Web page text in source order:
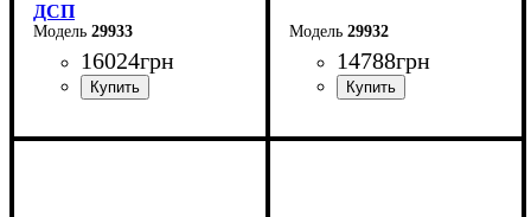
ДСП
29933
16024грн
Ширина: 160 см
29932
14788грн
Ширина: 160 см